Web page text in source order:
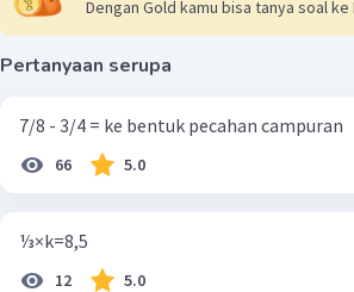
Dengan Gold kamu bisa tanya soal
Pertanyaan serupa
7/8 - 3/4 = ke bentuk pecahan campuran
66 5.0
⅓×k=8,5
12 5.0